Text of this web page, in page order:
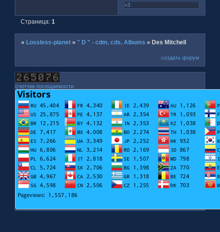
+3
Страница:1
»Lossless-planet » " D " - cdm, cds, Albums »Des Mitchell
создать форум
счетчик посещаемости